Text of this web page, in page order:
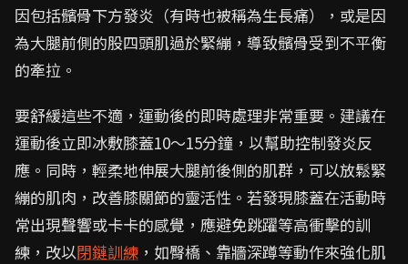
因包括髕骨下方發炎（有時也被稱為生長痛），或是因
為大腿前側的股四頭肌過於緊繃，導致髕骨受到不平衡
的牽拉。
要舒緩這些不適，運動後的即時處理非常重要。建議在
運動後立即冰敷膝蓋10～15分鐘，以幫助控制發炎反
應。同時，輕柔地伸展大腿前後側的肌群，可以放鬆緊
繃的肌肉，改善膝關節的靈活性。若發現膝蓋在活動時
常出現聲響或卡卡的感覺，應避免跳躍等高衝擊的訓
練，改以閉鏈訓練 ，如臀橋、靠牆深蹲等動作來強化肌